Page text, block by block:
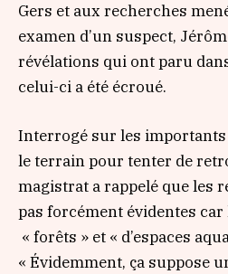
Gers et aux recherches
examen d’un suspect,
révélations qui ont paru
celui-ci a été écroué.
Interrogé sur les
le terrain pour tenter de
magistrat a rappelé que les
pas forcément évidentes
« forêts » et « d’espaces
« Évidemment, ça suppose